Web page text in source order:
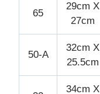
65
29cm X
27cm
50-A
32cm X
25.5cm
34cm X